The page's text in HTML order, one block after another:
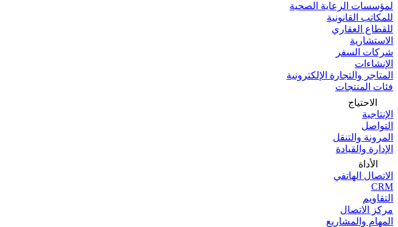
لمؤسسات الرعاية الصحية
للمكاتب القانونية
للقطاع العقاري
الاستشارية
شركات السفر
الإنشاءات
المتاجر والتجارة الإلكترونية
فئات المنتجات
الاحتياج
الإنتاجية
التواصل
المرونة والتنقل
الإدارة والقيادة
الأداة
الاتصال الهاتفي
CRM
التقاويم
مركز الاتصال
المهام والمشاريع